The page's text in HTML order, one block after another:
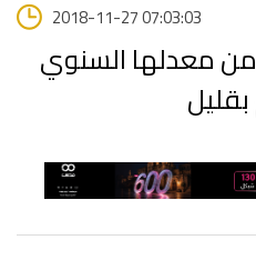
2018-11-27 07:03:03
من معدلها السنوي
بقليل